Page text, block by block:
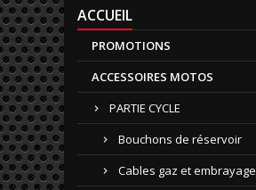
ACCUEIL
PROMOTIONS
ACCESSOIRES MOTOS
PARTIE CYCLE
Bouchons de réservoir
Cables gaz et embrayage